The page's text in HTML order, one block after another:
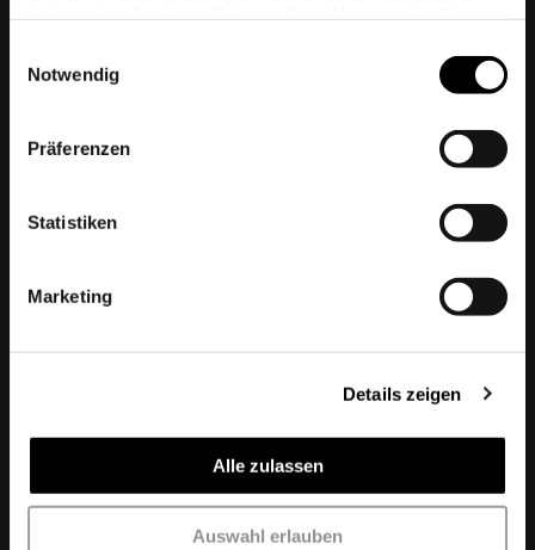
Notwendig
Präferenzen
Statistiken
Marketing
Details zeigen
Alle zulassen
Auswahl erlauben
Email: info@protones.de
Hamburg Office
Nagelsweg33-35
Berlin Office
Schlesische Straße 28